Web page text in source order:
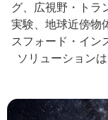
グ、広視野・トラ
実験、地球近傍物
スフォード・イン
ソリューション